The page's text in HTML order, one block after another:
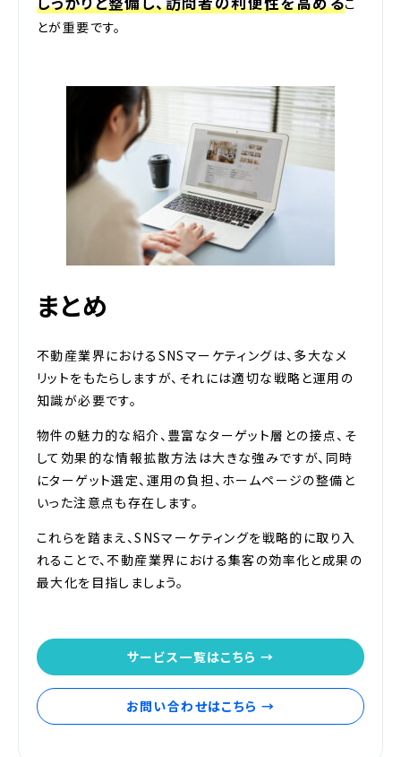
こ
とが重要です。
まとめ
不動産業界におけるSNSマーケティングは、多大なメ
リットをもたらしますが、それには適切な戦略と運用の
知識が必要です。
物件の魅力的な紹介、豊富なターゲット層との接点、そ
して効果的な情報拡散方法は大きな強みですが、同時
にターゲット選定、運用の負担、ホームページの整備と
いった注意点も存在します。
これらを踏まえ、SNSマーケティングを戦略的に取り入
れることで、不動産業界における集客の効率化と成果の
最大化を目指しましょう。
サービス一覧はこちら →
お問い合わせはこちら →